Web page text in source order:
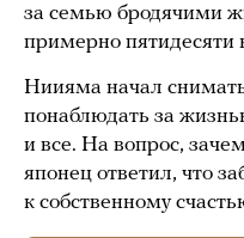
за семью бродячими
примерно пятидесяти
Ниияма начал
понаблюдать за
и все. На вопрос,
японец ответил, что
к собственному